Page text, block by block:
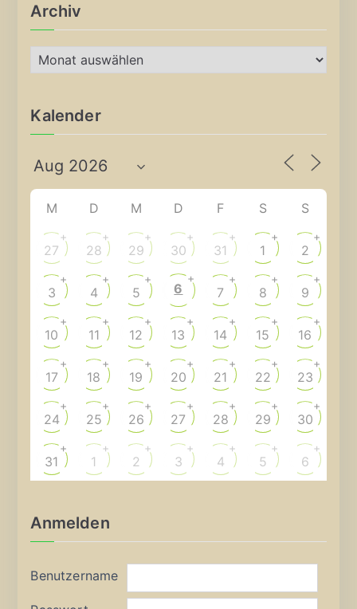
Archiv
r
h
v
Kalender
M D M D F S S
27
+
28
+
29
+
30
+
31
+
1
+
2
+
3
+
4
+
5
+
6
+
7
+
8
+
9
+
10
+
11
+
12
+
13
+
14
+
15
+
16
+
17
+
18
+
19
+
20
+
21
+
22
+
23
+
24
+
25
+
26
+
27
+
28
+
29
+
30
+
31
+
1
+
2
+
3
+
4
+
5
+
6
+
Anmelden
Benutzername